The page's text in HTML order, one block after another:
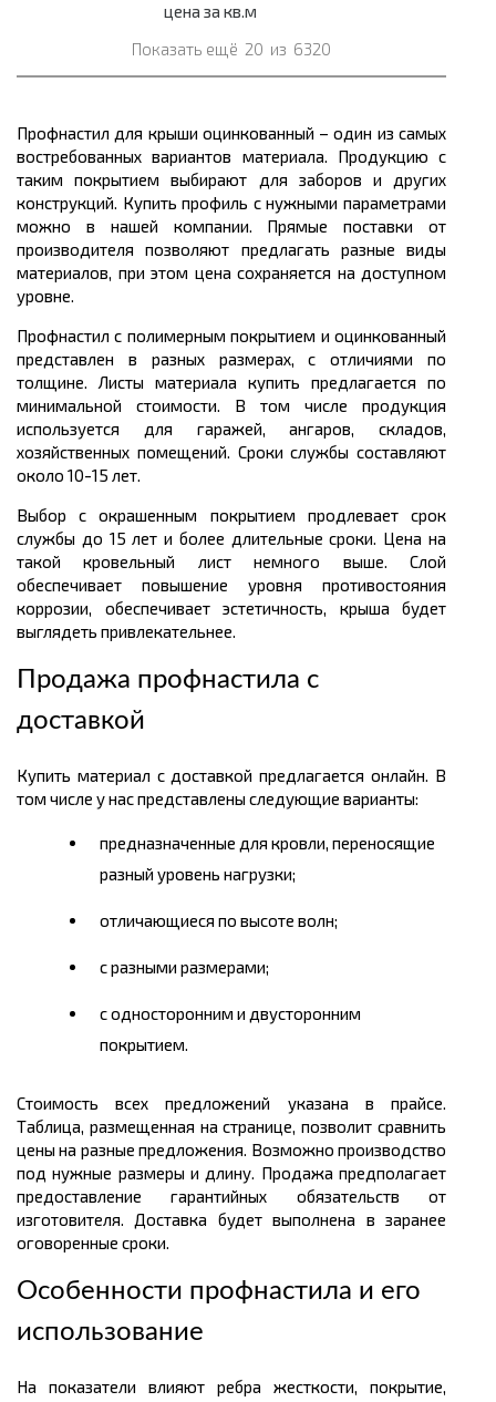
цена за кв.м
Показать ещё 20 из 6320
Профнастил для крыши оцинкованный – один из самых
востребованных вариантов материала. Продукцию с
таким покрытием выбирают для заборов и других
конструкций. Купить профиль с нужными параметрами
можно в нашей компании. Прямые поставки от
производителя позволяют предлагать разные виды
материалов, при этом цена сохраняется на доступном
уровне.
Профнастил с полимерным покрытием и оцинкованный
представлен в разных размерах, с отличиями по
толщине. Листы материала купить предлагается по
минимальной стоимости. В том числе продукция
используется для гаражей, ангаров, складов,
хозяйственных помещений. Сроки службы составляют
около 10-15 лет.
Выбор с окрашенным покрытием продлевает срок
службы до 15 лет и более длительные сроки. Цена на
такой кровельный лист немного выше. Слой
обеспечивает повышение уровня противостояния
коррозии, обеспечивает эстетичность, крыша будет
выглядеть привлекательнее.
Продажа профнастила с
доставкой
Купить материал с доставкой предлагается онлайн. В
том числе у нас представлены следующие варианты:
предназначенные для кровли, переносящие
разный уровень нагрузки;
отличающиеся по высоте волн;
с разными размерами;
с односторонним и двусторонним
покрытием.
Стоимость всех предложений указана в прайсе.
Таблица, размещенная на странице, позволит сравнить
цены на разные предложения. Возможно производство
под нужные размеры и длину. Продажа предполагает
предоставление гарантийных обязательств от
изготовителя. Доставка будет выполнена в заранее
оговоренные сроки.
Особенности профнастила и его
использование
На показатели влияют ребра жесткости, покрытие,